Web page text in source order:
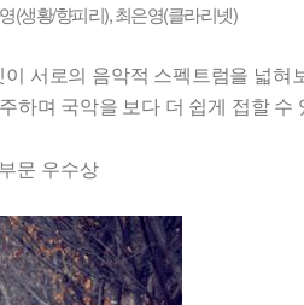
(생황/향피리), 최은영(클라리넷)
이 서로의 음악적 스펙트럼을 넓혀
하며 국악을 보다 더 쉽게 접할 수
문 우수상